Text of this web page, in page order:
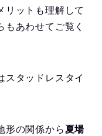
リットも理解して
あわせてご覧く
スタッドレスタイ
形の関係から夏場